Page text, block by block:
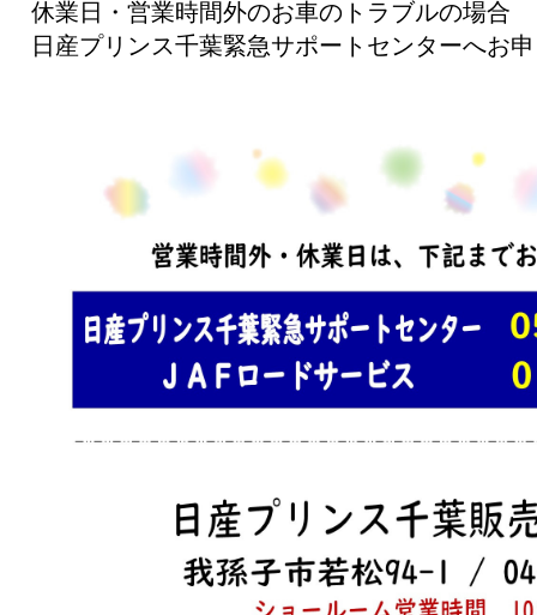
休業日・営業時間外のお車のトラブルの場合
日産プリンス千葉緊急サポートセンターへお